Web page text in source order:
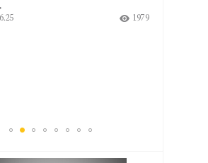
адвокатів України Лідії Ізовітової N 168
від 22 жовтня 2024 року запорізького